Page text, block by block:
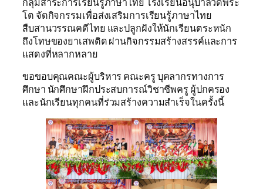
โต จัดกิจกรรมเพื่อส่งเสริมการเรียนรู้ภาษาไทย
สืบสานวรรณคดีไทย และปลูกฝังให้นักเรียนตระหนัก
ถึงโทษของยาเสพติด ผ่านกิจกรรมสร้างสรรค์และการ
แสดงที่หลากหลาย
ขอขอบคุณคณะผู้บริหาร คณะครู บุคลากรทางการ
ศึกษา นักศึกษาฝึกประสบการณ์วิชาชีพครู ผู้ปกครอง
และนักเรียนทุกคนที่ร่วมสร้างความสำเร็จในครั้งนี้